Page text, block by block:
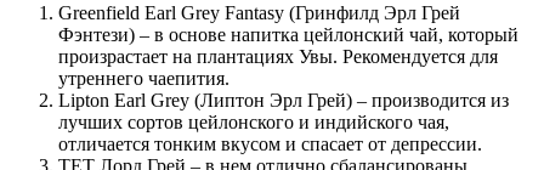
Greenfield Earl Grey Fantasy (Гринфилд Эрл Грей
Фэнтези) – в основе напитка цейлонский чай, который
произрастает на плантациях Увы. Рекомендуется для
утреннего чаепития.
Lipton Earl Grey (Липтон Эрл Грей) – производится из
лучших сортов цейлонского и индийского чая,
отличается тонким вкусом и спасает от депрессии.
ТЕТ Лорд Грей – в нем отлично сбалансированы